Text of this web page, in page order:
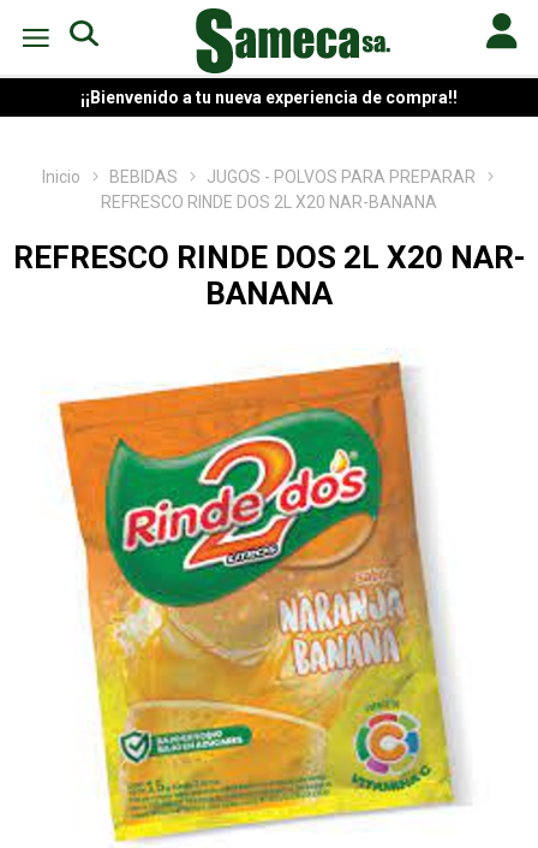
¡¡Bienvenido a tu nueva experiencia de compra!!
Inicio BEBIDAS
JUGOS - POLVOS PARA PREPARAR
REFRESCO RINDE DOS 2L X20 NAR-BANANA
REFRESCO RINDE DOS 2L X20 NAR-
BANANA